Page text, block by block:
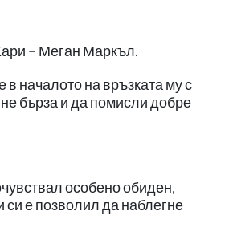
– Меган Маркъл.
началото на връзката му с
бърза и да помисли добре
особено обиден,
си е позволил да наблегне